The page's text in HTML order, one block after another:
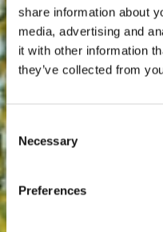
share information about
media, advertising and
it with other information
they’ve collected from
Consent
Selection
Necessary
Preferences